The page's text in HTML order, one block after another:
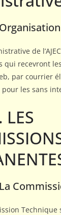
de
qui recevront
par courrier
les sans
Technique